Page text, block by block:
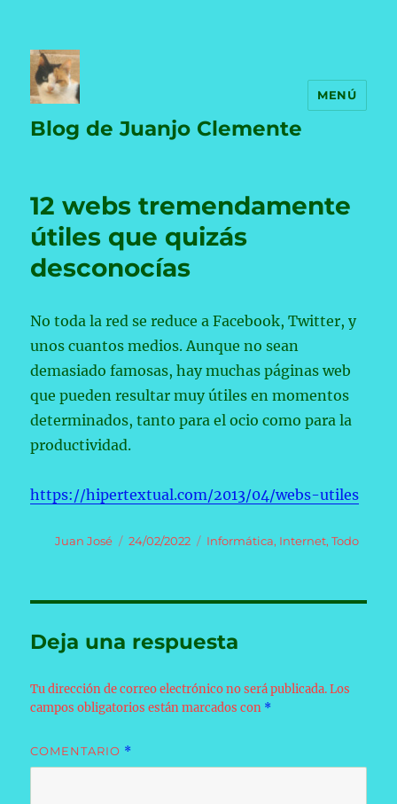
Blog de Juanjo Clemente
MENÚ
12 webs tremendamente
útiles que quizás
desconocías
No toda la red se reduce a Facebook, Twitter, y
unos cuantos medios. Aunque no sean
demasiado famosas, hay muchas páginas web
que pueden resultar muy útiles en momentos
determinados, tanto para el ocio como para la
productividad.
https://hipertextual.com/2013/04/webs-utiles
Autor
Juan José
Publicado
24/02/2022 Categorías
Informática, Internet,Todo
Deja una respuesta
Tu dirección de correo electrónico no será publicada. Los
campos obligatorios están marcados con *
COMENTARIO *